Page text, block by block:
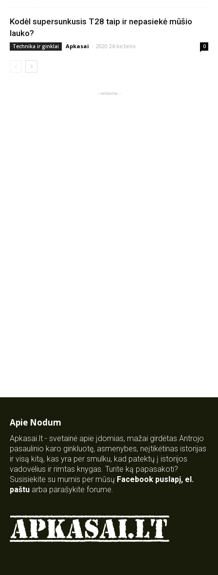
Kodėl supersunkusis T28 taip ir nepasiekė mūšio
lauko?
Technika ir ginklai Apkasai - 2020 24 birželio 0
- reklama -
Apie Nodum
Apkasai.lt - svetainė apie įdomias, mažai girdėtas Antrojo
pasaulinio karo ginkluotę, asmenybes, neįtikėtinas istorijas
ir visą kitą, kas yra per smulku, kad patektų į istorijos
vadovėlius ir rimtas knygas. Turite ką papasakoti?
Susisiekite su mumis per mūsų Facebook puslapį, el.
paštu arba parašykite forume.